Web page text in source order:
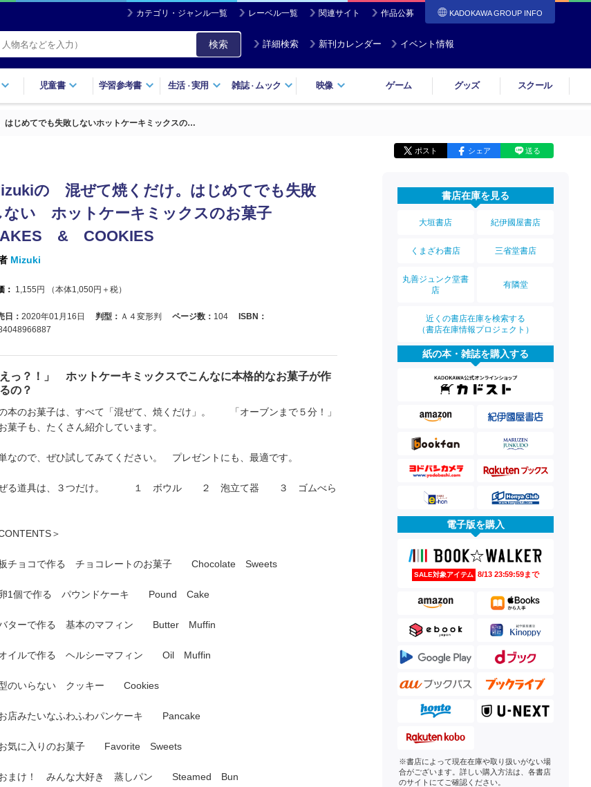
カテゴリ・ジャンル一覧 レーベル一覧 関連サイト 作品公募 KADOKAWA GROUP INFO
検索 詳細検索 新刊カレンダー イベント情報
児童書 学習参考書 生活・実用 雑誌・ ムック 映像 ゲーム グッズ スクール
はじめてでも失敗しないホットケーキミックスの…
ポスト シェア 送る
の 混ぜて焼くだけ。はじめてでも失敗
ない ホットケーキミックスのお菓子
& COOKIES
Mizuki
： 1,155 円 （本体1,050円＋税）
日： 2020年01月16日 判型： Ａ４変形判 ページ数： 104
ISBN：
えっ？！」 ホットケーキミックスでこんなに本格的なお菓子が作
の？
本のお菓子は、すべて「混ぜて、焼くだけ」。 「オーブンまで５分！」
菓子も、たくさん紹介しています。
なので、ぜひ試してみてください。 プレゼントにも、最適です。
る道具は、３つだけ。 １ ボウル ２ 泡立て器 ３ ゴムべら
＞
チョコで作る チョコレートのお菓子 Chocolate Sweets
1個で作る パウンドケーキ Pound Cake
ターで作る 基本のマフィン Butter Muffin
イルで作る ヘルシーマフィン Oil Muffin
のいらない クッキー Cookies
店みたいなふわふわパンケーキ Pancake
気に入りのお菓子 Favorite Sweets
まけ！ みんな大好き 蒸しパン Steamed Bun
書店在庫を見る
大垣書店 紀伊國屋書店
くまざわ書店 三省堂書店
丸善ジュンク堂書
店
有隣堂
近くの書店在庫を検索する
（書店在庫情報プロジェクト）
紙の本・雑誌を購入する
電子版を購入
SALE対象アイテム 8/13 23:59:59まで
※書店によって現在在庫や取り扱いがない場
合がございます。詳しい購入方法は、各書店
のサイトにてご確認ください。